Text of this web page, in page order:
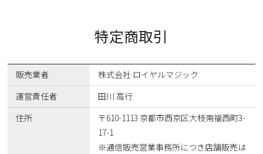
特定商取引
販売業者
株式会社 ロイヤルマジック
運営責任者
田川 高行
住所
〒610-1113 京都市西京区大枝南福西町3-
17-1
※通信販売営業事務所につき店舗販売は